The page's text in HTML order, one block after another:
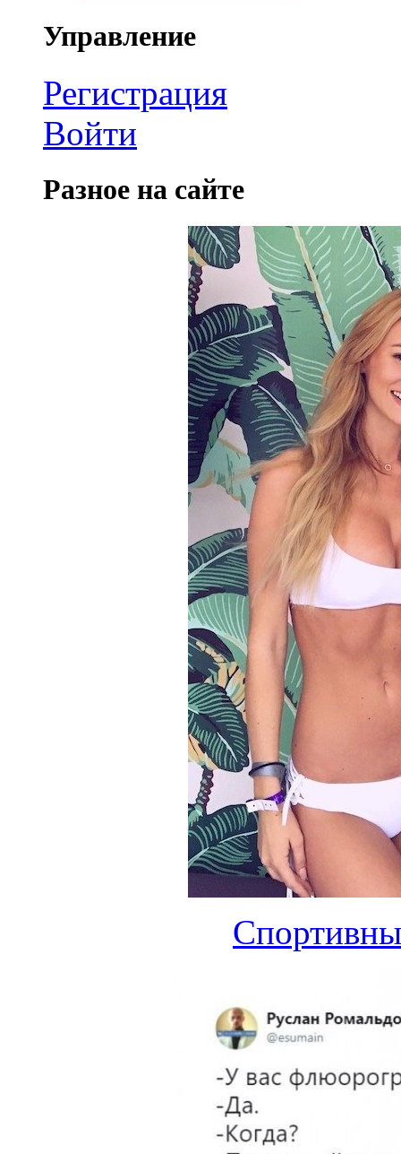
Управление
Регистрация
Войти
Разное на сайте